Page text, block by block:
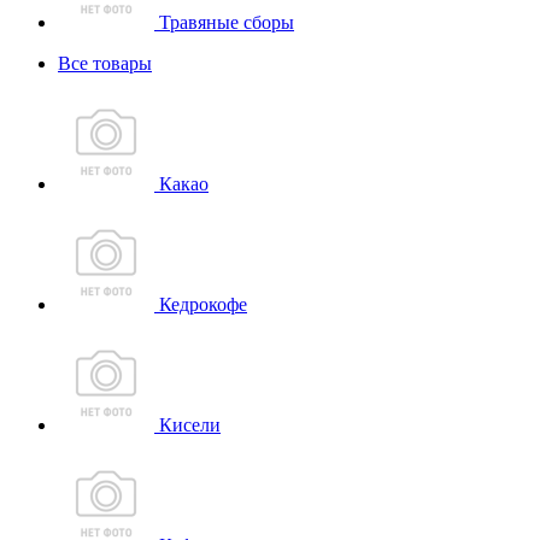
Травяные сборы
Все товары
Какао
Кедрокофе
Кисели